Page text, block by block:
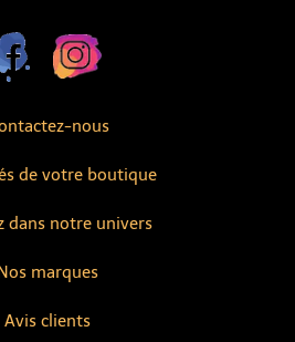
nous
de votre boutique
Avis clients
marques
dans notre univers